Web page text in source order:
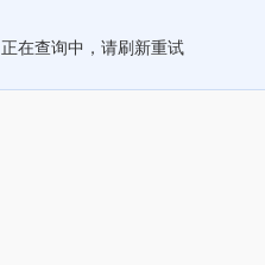
正在查询中，请刷新重试